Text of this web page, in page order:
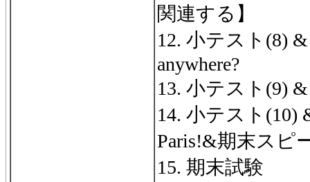
関連する】
12. 小テスト(8)
anywhere?
13. 小テスト(9)
14. 小テスト(10)
Paris!&期末スピ
15. 期末試験